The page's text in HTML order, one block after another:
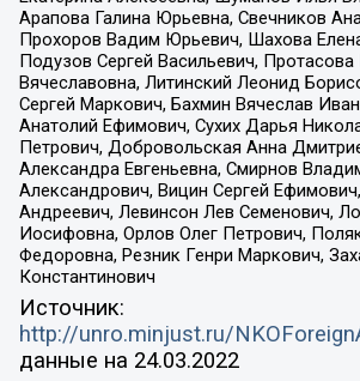
Арапова Галина Юрьевна, Свечников
Прохоров Вадим Юрьевич, Шахова
Подузов Сергей Васильевич,
Вячеславовна, Литинский Леонид
Сергей Маркович, Бахмин Вячеслав
Анатолий Ефимович, Сухих Дарья
Петрович, Добровольская Анна
Александра Евгеньевна, Смирнов
Александрович, Вицин Сергей
Андреевич, Левинсон Лев Семенович,
Иосифовна, Орлов Олег Петрович,
Федоровна, Резник Генри Маркович,
Константинович
Источник:
http://unro.minjust.ru/
данные на 24.03.2022